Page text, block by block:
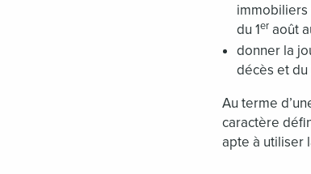
immobiliers
du 1er août
donner la
décès et
Au terme
caractère
apte à utiliser